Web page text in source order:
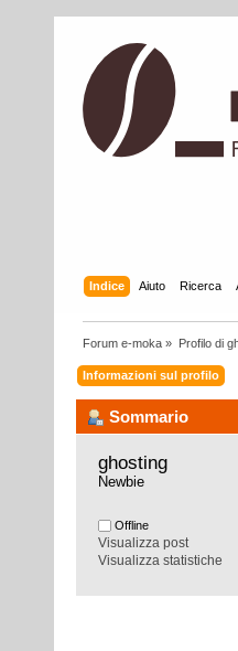
Indice Aiuto Ricerca
Forum e-moka » Profilo di
Informazioni sul profilo
Sommario
ghosting
Newbie
Offline
Visualizza post
Visualizza statistiche